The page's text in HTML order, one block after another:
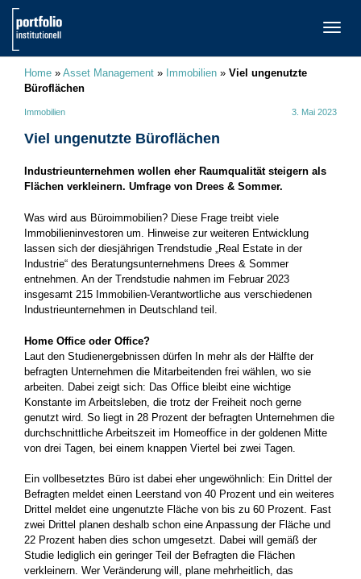
Home » Asset Management » Immobilien » Viel ungenutzte
Büroflächen
Immobilien 3. Mai 2023
Viel ungenutzte Büroflächen
Industrieunternehmen wollen eher Raumqualität steigern als
Flächen verkleinern. Umfrage von Drees & Sommer.
Was wird aus Büroimmobilien? Diese Frage treibt viele
Immobilieninvestoren um. Hinweise zur weiteren Entwicklung
lassen sich der diesjährigen Trendstudie „Real Estate in der
Industrie“ des Beratungsunternehmens Drees & Sommer
entnehmen. An der Trendstudie nahmen im Februar 2023
insgesamt 215 Immobilien-Verantwortliche aus verschiedenen
Industrieunternehmen in Deutschland teil.
Home Office oder Office?
Laut den Studienergebnissen dürfen In mehr als der Hälfte der
befragten Unternehmen die Mitarbeitenden frei wählen, wo sie
arbeiten. Dabei zeigt sich: Das Office bleibt eine wichtige
Konstante im Arbeitsleben, die trotz der Freiheit noch gerne
genutzt wird. So liegt in 28 Prozent der befragten Unternehmen die
durchschnittliche Arbeitszeit im Homeoffice in der goldenen Mitte
von drei Tagen, bei einem knappen Viertel bei zwei Tagen.
Ein vollbesetztes Büro ist dabei eher ungewöhnlich: Ein Drittel der
Befragten meldet einen Leerstand von 40 Prozent und ein weiteres
Drittel meldet eine ungenutzte Fläche von bis zu 60 Prozent. Fast
zwei Drittel planen deshalb schon eine Anpassung der Fläche und
22 Prozent haben dies schon umgesetzt. Dabei will gemäß der
Studie lediglich ein geringer Teil der Befragten die Flächen
verkleinern. Wer Veränderung will, plane mehrheitlich, das